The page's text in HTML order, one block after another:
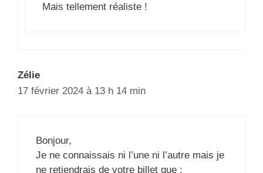
Mais tellement réaliste !
Zélie
17 février 2024 à 13 h 14 min
Bonjour,
Je ne connaissais ni l’une ni l’autre mais je
ne retiendrais de votre billet que :